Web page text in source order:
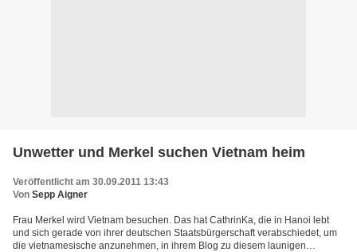
Unwetter und Merkel suchen Vietnam heim
Veröffentlicht am 30.09.2011 13:43
Von Sepp Aigner
Frau Merkel wird Vietnam besuchen. Das hat CathrinKa, die in Hanoi lebt
und sich gerade von ihrer deutschen Staatsbürgerschaft verabschiedet, um
die vietnamesische anzunehmen, in ihrem Blog zu diesem launigen